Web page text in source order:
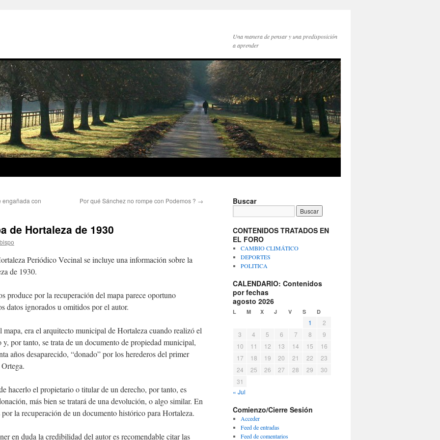
Una manera de pensar y una predisposición
a aprender
engañada con
Por qué Sánchez no rompe con Podemos ? →
de Hortaleza de 1930
Periódico Vecinal se incluye una información sobre la
de 1930.
produce por la recuperación del mapa parece oportuno
datos ignorados u omitidos por el autor.
era el arquitecto municipal de Hortaleza cuando realizó el
por tanto, se trata de un documento de propiedad municipal,
años desaparecido, “donado” por los herederos del primer
hacerlo el propietario o titular de un derecho, por tanto, es
más bien se tratará de una devolución, o algo similar. En
la recuperación de un documento histórico para Hortaleza.
en duda la credibilidad del autor es recomendable citar las
Buscar
CONTENIDOS TRATADOS EN
EL FORO
CAMBIO CLIMÁTICO
DEPORTES
POLITICA
CALENDARIO: Contenidos
por fechas
agosto 2026
L M X J V S D
1
2
3
4 5 6 7 8
9
10
11 12 13 14 15
16
17
18 19 20 21 22
23
24
25 26 27 28 29
30
31
« Jul
Comienzo/Cierre Sesión
Acceder
Feed de entradas
Feed de comentarios